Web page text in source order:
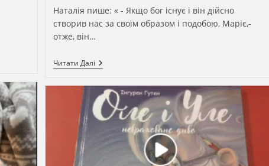
Наталія пише: « - Якщо бог існує і він дійсно
створив нас за своїм образом і подобою, Маріє,-
отже, він…
Читати ДаліВідгук
Книжкової
@vushnevetska
На
Роман
“Ми
Помираємо
Раз”